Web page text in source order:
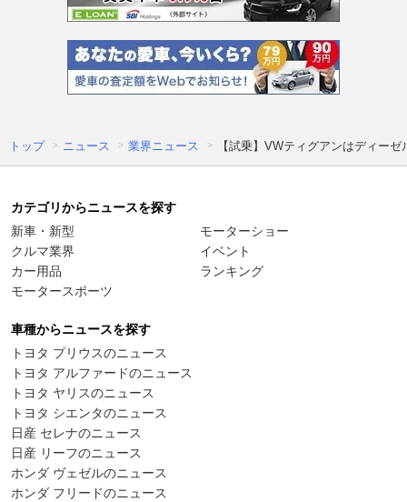
トップ ニュース 業界ニュース 【試乗】VWティグアンはディー
カテゴリからニュースを探す
新車・新型
クルマ業界
カー用品
モータースポーツ
モーターショー
イベント
ランキング
車種からニュースを探す
トヨタ プリウスのニュース
トヨタ アルファードのニュース
トヨタ ヤリスのニュース
トヨタ シエンタのニュース
日産 セレナのニュース
日産 リーフのニュース
ホンダ ヴェゼルのニュース
ホンダ フリードのニュース